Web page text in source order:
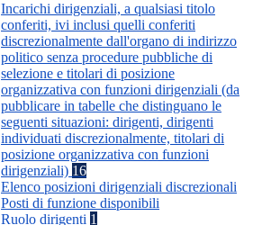
Incarichi dirigenziali, a qualsiasi titolo
conferiti, ivi inclusi quelli conferiti
discrezionalmente dall'organo di indirizzo
politico senza procedure pubbliche di
selezione e titolari di posizione
organizzativa con funzioni dirigenziali (da
pubblicare in tabelle che distinguano le
seguenti situazioni: dirigenti, dirigenti
individuati discrezionalmente, titolari di
posizione organizzativa con funzioni
dirigenziali) 16
Elenco posizioni dirigenziali discrezionali
Posti di funzione disponibili
Ruolo dirigenti 1